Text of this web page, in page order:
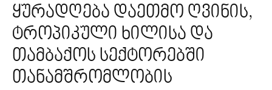
ყურადღება დაეთმო ღვინის,
ტროპიკული ხილისა და
თამბაქოს სექტორებში
თანამშრომლობის